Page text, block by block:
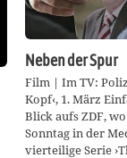
Neben der Spur
Film | Im TV:
Kopf‹, 1. März
Blick aufs ZDF,
Sonntag in der
vierteilige Serie